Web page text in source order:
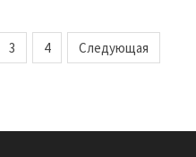
3 4 Следующая